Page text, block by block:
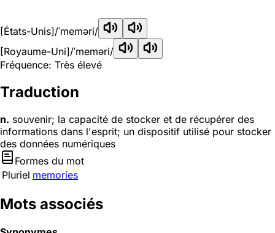
[États-Unis]/ˈmeməri/
[Royaume-Uni]/ˈmeməri/
Fréquence: Très élevé
Traduction
n. souvenir; la capacité de stocker et de récupérer des
informations dans l'esprit; un dispositif utilisé pour stocker
des données numériques
Formes du mot
Pluriel memories
Mots associés